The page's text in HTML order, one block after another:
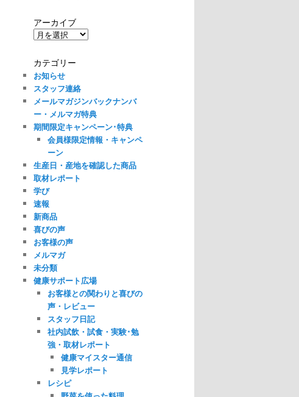
アーカイブ
ア
カ
イ
ブ
カテゴリー
お知らせ
スタッフ連絡
メールマガジンバックナンバ
ー・メルマガ特典
期間限定キャンペーン･特典
会員様限定情報・キャンペ
ーン
生産日・産地を確認した商品
取材レポート
学び
速報
新商品
喜びの声
お客様の声
メルマガ
未分類
健康サポート広場
お客様との関わりと喜びの
声・レビュー
スタッフ日記
社内試飲・試食・実験･勉
強・取材レポート
健康マイスター通信
見学レポート
レシピ